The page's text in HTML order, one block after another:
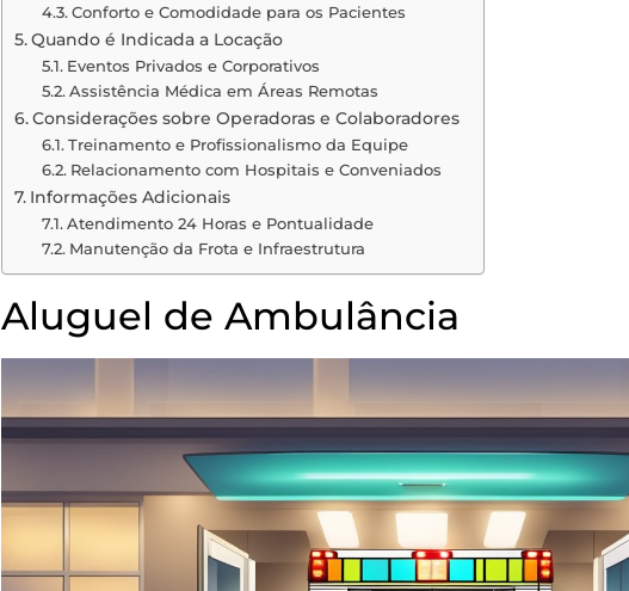
Conforto e Comodidade para os Pacientes
Quando é Indicada a Locação
Eventos Privados e Corporativos
Assistência Médica em Áreas Remotas
Considerações sobre Operadoras e Colaboradores
Treinamento e Profissionalismo da Equipe
Relacionamento com Hospitais e Conveniados
Informações Adicionais
Atendimento 24 Horas e Pontualidade
Manutenção da Frota e Infraestrutura
Aluguel de Ambulância